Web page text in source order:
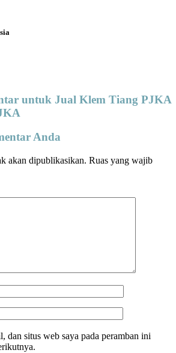
untuk Jual Klem Tiang PJKA
Anda
akan dipublikasikan. Ruas yang wajib
dan situs web saya pada peramban ini